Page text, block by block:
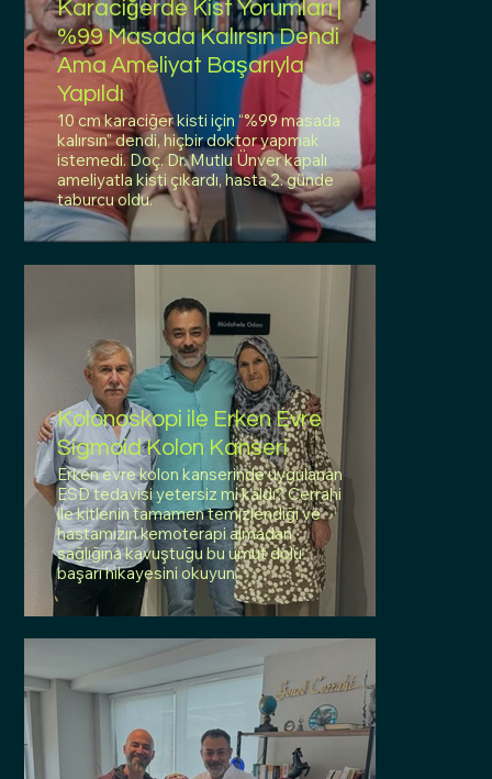
Karaciğerde Kist Yorumları |
%99 Masada Kalırsın Dendi
Ama Ameliyat Başarıyla
Yapıldı
10 cm karaciğer kisti için “%99 masada
kalırsın” dendi, hiçbir doktor yapmak
istemedi. Doç. Dr. Mutlu Ünver kapalı
ameliyatla kisti çıkardı, hasta 2. günde
taburcu oldu.
Kolonoskopi ile Erken Evre
Sigmoid Kolon Kanseri
Erken evre kolon kanserinde uygulanan
ESD tedavisi yetersiz mi kaldı? Cerrahi
ile kitlenin tamamen temizlendiği ve
hastamızın kemoterapi almadan
sağlığına kavuştuğu bu umut dolu
başarı hikayesini okuyun.